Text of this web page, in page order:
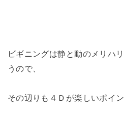
ビギニングは静と動のメリハ
うので、
その辺りも４Ｄが楽しいポイン